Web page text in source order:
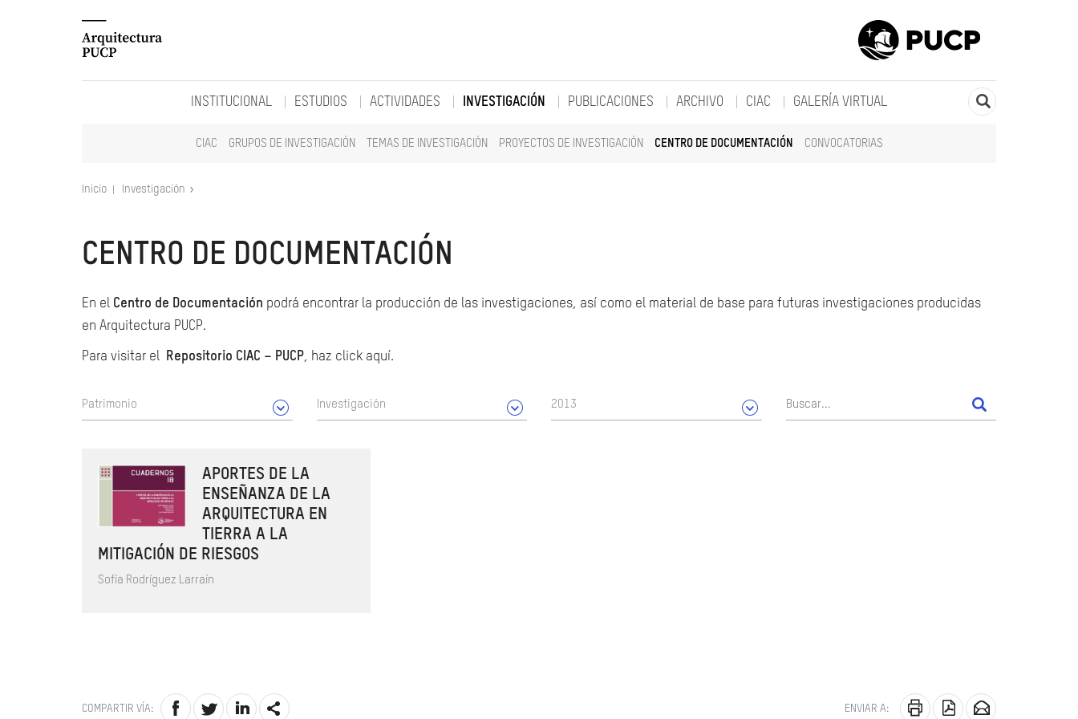
INSTITUCIONAL ESTUDIOS ACTIVIDADES INVESTIGACIÓN
CIAC GRUPOS DE INVESTIGACIÓN TEMAS DE INVESTIGACIÓN PROYECTOS DE INVESTIGACIÓN CENTRO DE DOCUMENTACIÓN CONVOCATORIAS
PUBLICACIONES ARCHIVO CIAC GALERÍA VIRTUAL
Inicio Investigación
CENTRO DE DOCUMENTACIÓN
En el Centro de Documentación podrá encontrar la producción de las investigaciones, así como el material de base para futuras investigaciones producidas
en Arquitectura PUCP.
Para visitar el Repositorio CIAC – PUCP, haz click aquí.
Patrimonio Investigación 2013
APORTES DE LA
ENSEÑANZA DE LA
ARQUITECTURA EN
TIERRA A LA
MITIGACIÓN DE RIESGOS
Sofía Rodríguez Larraín
COMPARTIR VÍA: ENVIAR A: